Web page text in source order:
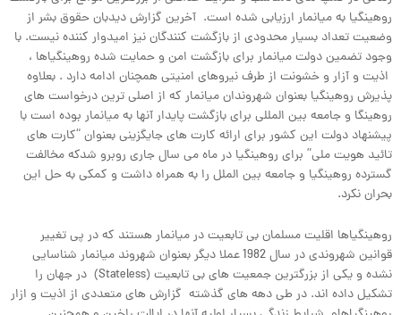
روهینگیا به میانمار ارزیابی شده است. آخرین گزارش دیدبان حقوق بشر از
وضعیت تعداد بسیار محدودی از بازگشت کنندگان نیز امیدوار کننده نیست. با
وجود تضمین دولت میانمار برای بازگشت امن و حمایت شده روهینگیاها ،
اذیت و آزار و خشونت از طرف نیروهای امنیتی همچنان ادامه دارد . بعلاوه
پذیرش روهینگیا بعنوان شهروندان میانمار که از اصلی ترین درخواست های
روهینگا و جامعه بین المللی برای بازگشت پایدار آنها به میانمار بوده است با
پیشنهاد دولت این کشور برای ارائه کارت های جایگزینی بعنوان “کارت های
تائید هویت ملی” برای روهینگیا در ماه می سال جاری روبرو شدکه مخالفت
گسترده روهینگیا و جامعه بین الملل را به همراه داشت و کمکی به حل این
بحران نکرد.
روهینگیاها اقلیت مسلمان بی تابعیت در میانمار هستند که در پی تغییر
قوانین شهروندی در سال 1982 عملا دیگر بعنوان شهروند میانمار شناسایی
نشده و یکی از بزرگترین جمعیت های بی تابعیت (Stateless) در جهان را
تشکیل داده اند. در طی دهه های گذشته گزارش های متعددی از اذیت و ازار